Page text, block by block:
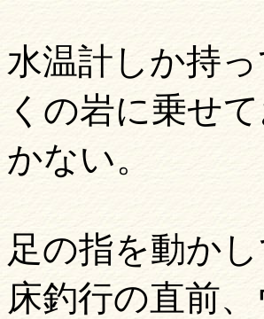
水温計しか持
くの岩に乗せ
かない。
足の指を動か
床釣行の直前